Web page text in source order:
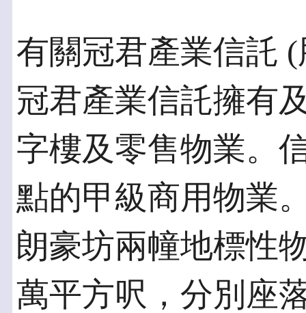
有關冠君產業信託
冠君產業信託擁有
字樓及零售物業。
點的甲級商用物業
朗豪坊兩幢地標性
萬平方呎，分別座